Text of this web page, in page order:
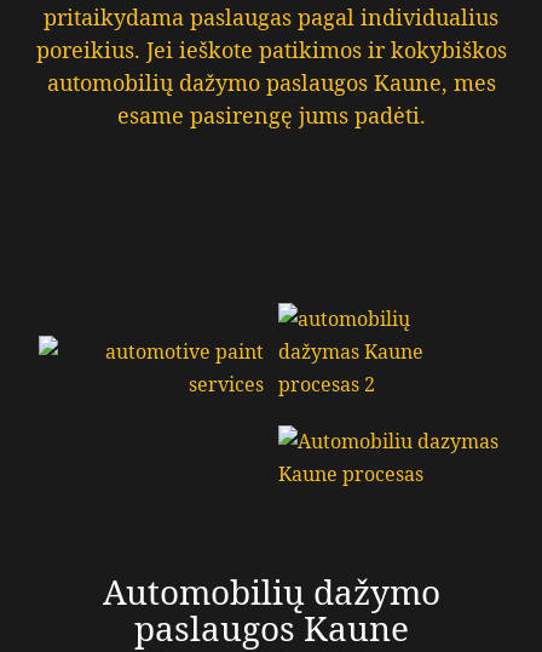
pritaikydama paslaugas pagal individualius
poreikius. Jei ieškote patikimos ir kokybiškos
automobilių dažymo paslaugos Kaune, mes
esame pasirengę jums padėti.
Automobilių dažymo
paslaugos Kaune